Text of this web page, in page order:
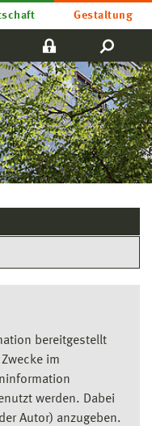
Gestaltung
bereitgestellt
im
werden. Dabei
Autor) anzugeben.